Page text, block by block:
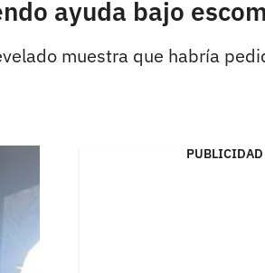
ayuda bajo
muestra que habría
PUBLICIDAD